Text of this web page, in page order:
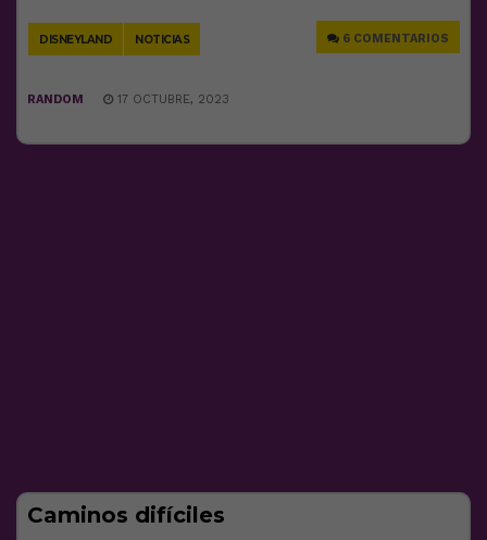
DISNEYLAND NOTICIAS 6 COMENTARIOS
RANDOM 17 OCTUBRE, 2023
Caminos difíciles